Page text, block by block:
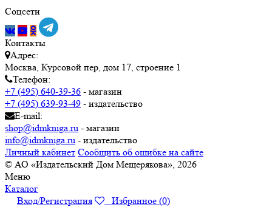
Соцсети
Контакты
Адрес:
Москва, Курсовой пер, дом 17, строение 1
Телефон:
+7 (495) 640-39-36 - магазин
+7 (495) 639-93-49 - издательство
E-mail:
shop@idmkniga.ru - магазин
info@idmkniga.ru - издательство
Личный кабинет Сообщить об ошибке на сайте
© АО «Издательский Дом Мещерякова», 2026
Меню
Каталог
Вход/Регистрация
Избранное (0)